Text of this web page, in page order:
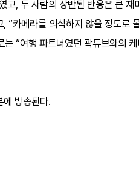
고, 두 사람의 상반된 반응은 큰 재
“카메라를 의식하지 않을 정도로
“여행 파트너였던 곽튜브와의 케
방송된다.